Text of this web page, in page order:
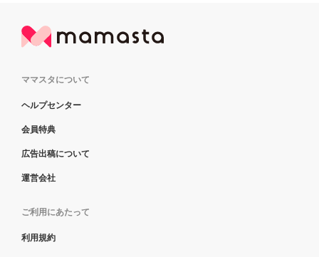
ママスタについて
ヘルプセンター
会員特典
広告出稿について
運営会社
ご利用にあたって
利用規約